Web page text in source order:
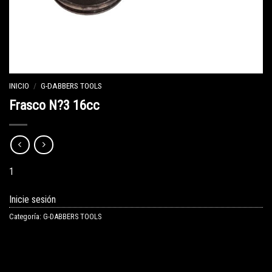
INICIO / G-DABBERS TOOLS
Frasco N?3 16cc
1
Inicie sesión
Categoría: G-DABBERS TOOLS